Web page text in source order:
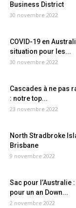
Business District
30 novembre 2022
COVID-19 en
situation pour les...
30 novembre 2022
Cascades à ne pas
: notre top...
23 novembre 2022
North Stradbroke
Brisbane
9 novembre 2022
Sac pour l’Australie
pour un an Down...
2 novembre 2022